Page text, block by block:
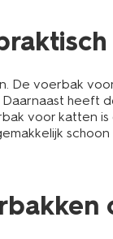
De voerbak
voor katten